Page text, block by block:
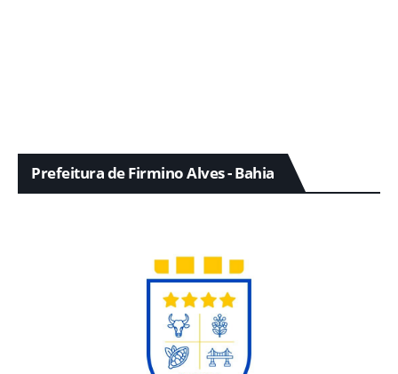
Prefeitura de Firmino Alves - Bahia